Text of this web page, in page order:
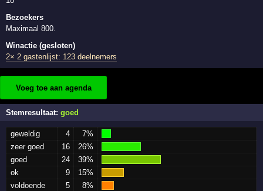
Bezoekers
Maximaal 800.
Winactie (gesloten)
2× 2 gastenlijst: 123 deelnemers
Voeg toe aan agenda
Stemresultaat:goed
geweldig 4
7%
zeer goed
16
26%
goed
24
39%
ok
9
15%
voldoende
5
8%